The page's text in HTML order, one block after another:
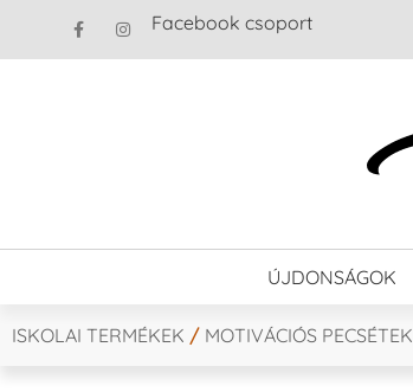
Facebook csoport
ÚJDONSÁGOK
ISKOLAI TERMÉKEK / MOTIVÁCIÓS PECSÉTEK